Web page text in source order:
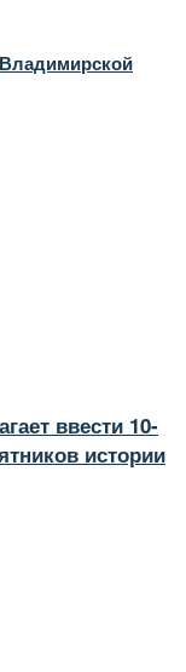
ввести 10-
истории